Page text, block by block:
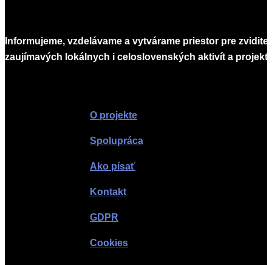
Informujeme, vzdelávame a vytvárame priestor pre
zaujímavých lokálnych i celoslovenských aktivít a
O projekte
Spolupráca
Ako písať
Kontakt
GDPR
Cookies